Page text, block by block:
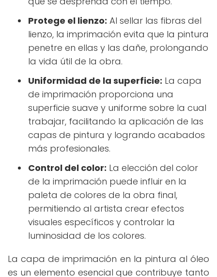
Protege el lienzo: Al sellar las fibras del
lienzo, la imprimación evita que la pintura
penetre en ellas y las dañe, prolongando
la vida útil de la obra.
Uniformidad de la superficie: La capa
de imprimación proporciona una
superficie suave y uniforme sobre la cual
trabajar, facilitando la aplicación de las
capas de pintura y logrando acabados
más profesionales.
Control del color: La elección del color
de la imprimación puede influir en la
paleta de colores de la obra final,
permitiendo al artista crear efectos
visuales específicos y controlar la
luminosidad de los colores.
La capa de imprimación en la pintura al óleo
es un elemento esencial que contribuye tanto